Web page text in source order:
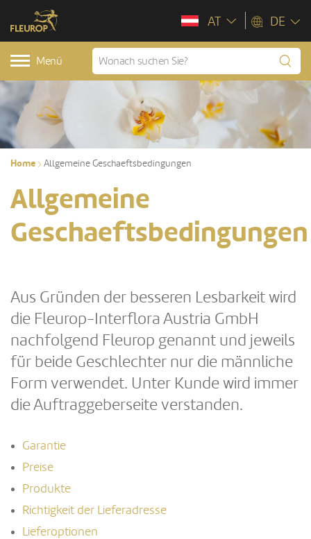
AT DE
Menü
Home Allgemeine Geschaeftsbedingungen
Allgemeine
Geschaeftsbedingungen
Aus Gründen der besseren Lesbarkeit wird
die Fleurop-Interflora Austria GmbH
nachfolgend Fleurop genannt und jeweils
für beide Geschlechter nur die männliche
Form verwendet. Unter Kunde wird immer
die Auftraggeberseite verstanden.
Garantie
Preise
Produkte
Richtigkeit der Lieferadresse
Lieferoptionen